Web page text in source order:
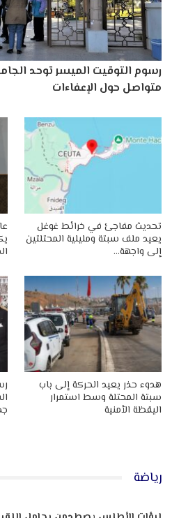
رسوم التوقيت الميسر توحد
متواصل حول الإعفاءات
تحديث مفاجئ في خرائط غوغل
يعيد ملف سبتة ومليلية المحتلتين
إلى واجهة…
هدوء حذر يعيد الحركة إلى باب
سبتة المحتلة وسط استمرار
اليقظة الأمنية
رياضة